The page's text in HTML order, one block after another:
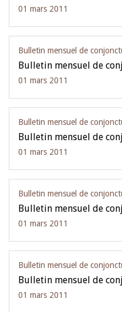
01 mars 2011
Bulletin mensuel de
Bulletin mensuel de
01 mars 2011
Bulletin mensuel de
Bulletin mensuel de
01 mars 2011
Bulletin mensuel de
Bulletin mensuel de
01 mars 2011
Bulletin mensuel de
Bulletin mensuel de
01 mars 2011